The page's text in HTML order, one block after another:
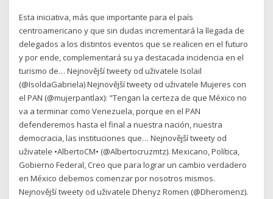
Esta iniciativa, más que importante para el país
centroamericano y que sin dudas incrementará la llegada de
delegados a los distintos eventos que se realicen en el futuro
y por ende, complementará su ya destacada incidencia en el
turismo de… Nejnovější tweety od uživatele Isolail
(@IsoldaGabriela) Nejnovější tweety od uživatele Mujeres con
el PAN (@mujerpantlax): "Tengan la certeza de que México no
va a terminar como Venezuela, porque en el PAN
defenderemos hasta el final a nuestra nación, nuestra
democracia, las instituciones que… Nejnovější tweety od
uživatele •AlbertoCM• (@Albertocruzmtz). Mexicano, Política,
Gobierno Federal, Creo que para lograr un cambio verdadero
en México debemos comenzar por nosotros mismos.
Nejnovější tweety od uživatele Dhenyz Romen (@Dheromenz).